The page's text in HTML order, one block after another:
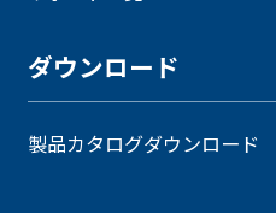
ダウンロード
製品カタログダウンロード